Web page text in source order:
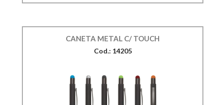
CANETA METAL C/ TOUCH
Cod.: 14205